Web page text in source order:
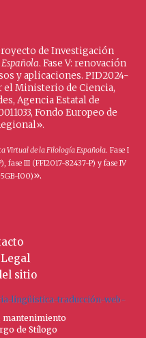
de Investigación
. Fase V: renovación
y aplicaciones. PID2024-
el Ministerio de Ciencia,
Agencia Estatal de
Fondo Europeo de
Virtual de la Filología Española. Fase I
fase III (FFI2017-82437-P) y fase IV
I00)».
sitio
mantenimiento
de Stílogo